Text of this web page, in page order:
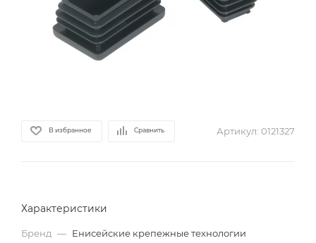
В избранное Сравнить Артикул: 0121327
Характеристики
Бренд — Енисейские крепежные технологии